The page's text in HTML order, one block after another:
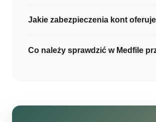
potrzebne na tym etapie.
wizyty, nieobecność specjalisty,
prywatnych wiadomości, banku
Jakie zabezpieczenia kont
szyfrowanie AES-256-GCM.
Co należy sprawdzić w Medfile